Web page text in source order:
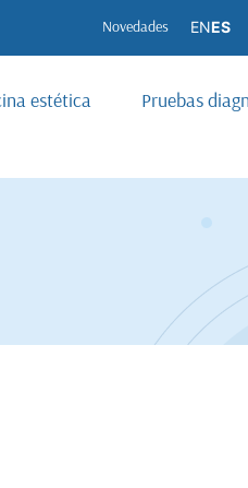
Novedades ENES
estética Pruebas